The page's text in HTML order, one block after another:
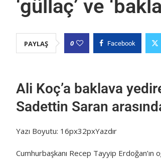
‘güllaç’ ve
PAYLAŞ 0 Facebook
Ali Koç’a baklava
Sadettin Saran
Yazı Boyutu: 16px32pxYazdır
Cumhurbaşkanı Recep Tayyip